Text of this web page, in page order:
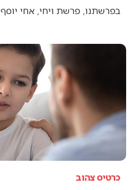
בפרשתנו, פרשת ויחי, אחי יוסף
כרטיס צהוב